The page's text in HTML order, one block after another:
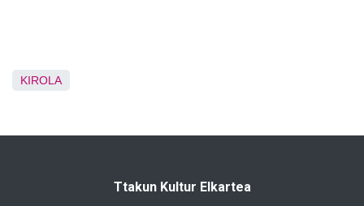
KIROLA
Ttakun Kultur Elkartea